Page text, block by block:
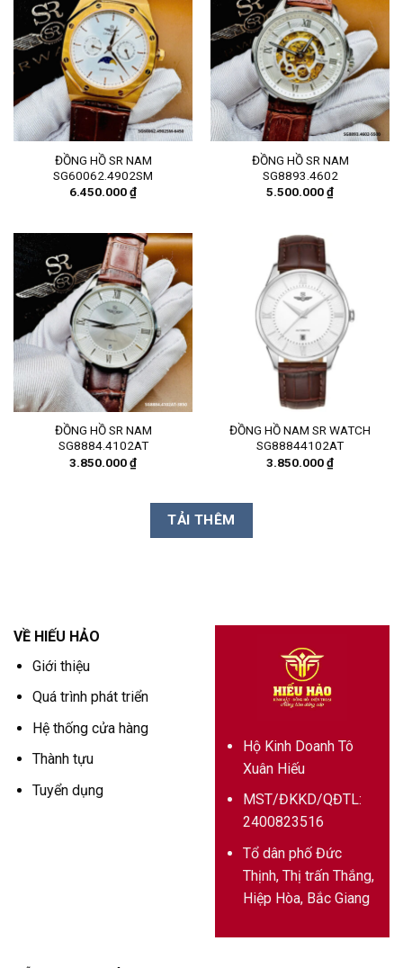
ĐỒNG HỒ SR NAM
SG60062.4902SM
6.450.000₫
ĐỒNG HỒ SR NAM
SG8893.4602
5.500.000₫
ĐỒNG HỒ SR NAM
SG8884.4102AT
3.850.000₫
ĐỒNG HỒ NAM SR WATCH
SG88844102AT
3.850.000₫
TẢI THÊM
VỀ HIẾU HẢO
Giới thiệu
Quá trình phát triển
Hệ thống cửa hàng
Thành tựu
Tuyển dụng
Hộ Kinh Doanh Tô
Xuân Hiếu
MST/ĐKKD/QĐTL:
2400823516
Tổ dân phố Đức
Thịnh, Thị trấn Thắng,
Hiệp Hòa, Bắc Giang